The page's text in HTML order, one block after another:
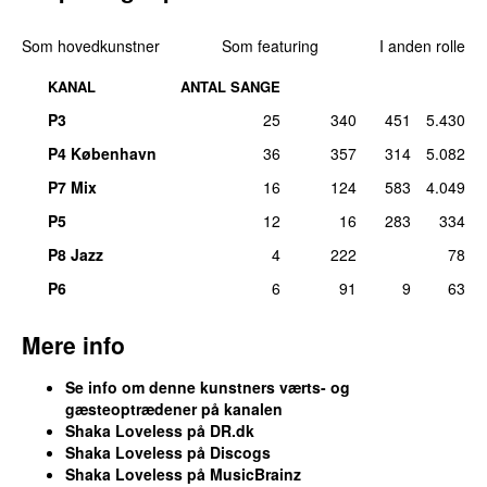
Som hovedkunstner Som featuring I anden rolle
KANAL ANTAL SANGE
P3 25 340 451
5.430
P4 København
36 357 314
5.082
P7 Mix
16 124 583
4.049
P5
12 16 283
334
P8 Jazz
4 222
78
P6
6 91 9 63
Mere info
Se info om denne kunstners værts- og
gæsteoptrædener på kanalen
Shaka Loveless på DR.dk
Shaka Loveless på Discogs
Shaka Loveless på MusicBrainz